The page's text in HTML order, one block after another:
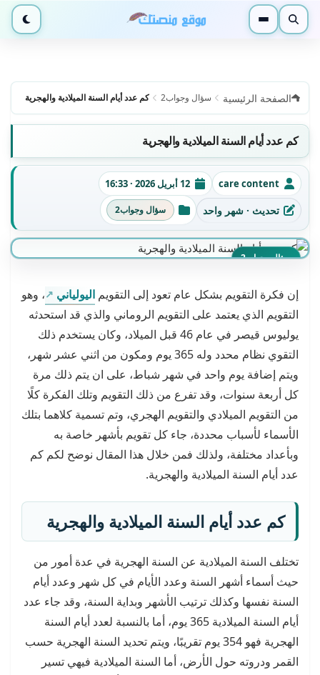
بحث القائمة الوضع
الصفحة الرئيسية سؤال وجواب2 كم عدد أيام السنة الميلادية والهجرية
كم عدد أيام السنة الميلادية والهجرية
الكاتبcare content تاريخ النشر
12 أبريل 2026 · 16:33
آخر تحديث
تحديث · شهر واحد التصنيفاتسؤال وجواب2
سؤال وجواب2
إن فكرة التقويم بشكل عام تعود إلى التقويم اليولياني
، وهو
التقويم الذي يعتمد على التقويم الروماني والذي قد استحدثه
يوليوس قيصر في عام 46 قبل الميلاد، وكان يستخدم ذلك
التقوي نظام محدد وله 365 يوم ومكون من اثني عشر شهر،
ويتم إضافة يوم واحد في شهر شباط، على ان يتم ذلك مرة
كل أربعة سنوات، وقد تفرع من ذلك التقويم وتلك الفكرة كلًا
من التقويم الميلادي والتقويم الهجري، وتم تسمية كلاهما بتلك
الأسماء لأسباب محددة، جاء كل تقويم بأشهر خاصة به
وبأعداد مختلفة، ولذلك فمن خلال هذا المقال نوضح لكم كم
عدد أيام السنة الميلادية والهجرية.
كم عدد أيام السنة الميلادية والهجرية
تختلف السنة الميلادية عن السنة الهجرية في عدة أمور من
حيث أسماء أشهر السنة وعدد الأيام في كل شهر وعدد أيام
السنة نفسها وكذلك ترتيب الأشهر وبداية السنة، وقد جاء عدد
أيام السنة الميلادية 365 يوم، أما بالنسبة لعدد أيام السنة
الهجرية فهو 354 يوم تقريبًا، ويتم تحديد السنة الهجرية حسب
القمر ودروته حول الأرض، أما السنة الميلادية فيهي تسير